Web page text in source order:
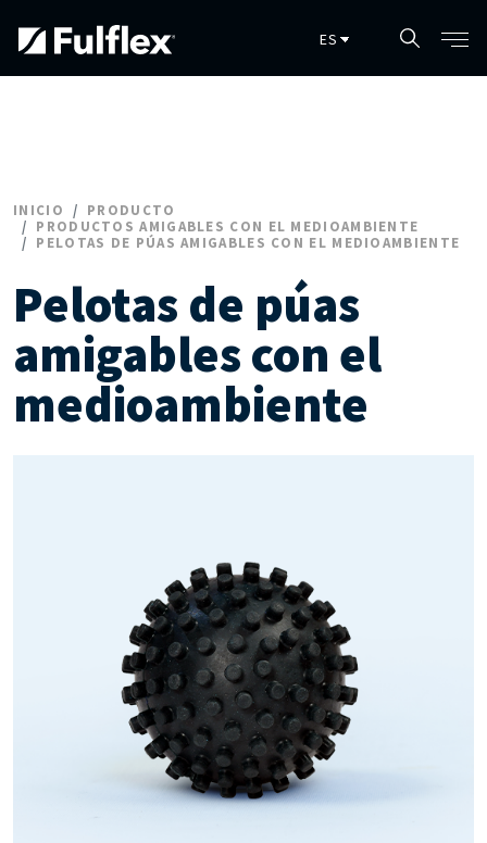
INICIO
PRODUCTO
PRODUCTOS AMIGABLES CON EL MEDIOAMBIENTE
PELOTAS DE PÚAS AMIGABLES CON EL MEDIOAMBIENTE
Pelotas de púas
amigables con el
medioambiente